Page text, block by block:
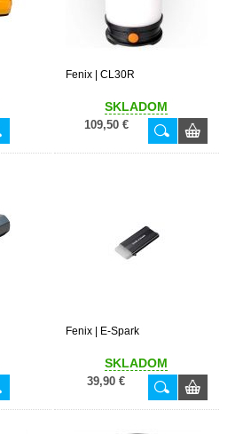
Fenix | CL30R
SKLADOM
109,50 €
Fenix | E-Spark
SKLADOM
39,90 €